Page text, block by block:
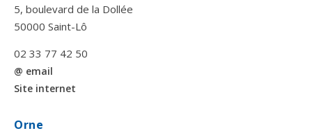
5, boulevard de la Dollée
50000 Saint-Lô
02 33 77 42 50
@ email
Site internet
Orne